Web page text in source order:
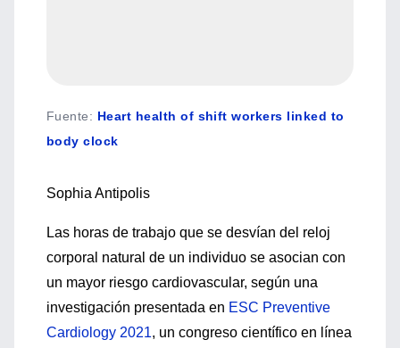
Fuente: Heart health of shift workers linked to
body clock
Sophia Antipolis
Las horas de trabajo que se desvían del reloj
corporal natural de un individuo se asocian con
un mayor riesgo cardiovascular, según una
investigación presentada en ESC Preventive
Cardiology 2021, un congreso científico en línea